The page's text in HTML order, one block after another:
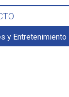
y Entretenimiento